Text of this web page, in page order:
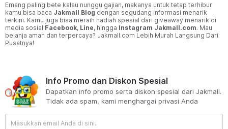
Emang paling bete kalau nunggu gajian, makanya untuk tetap terhibur
kamu bisa baca Jakmall Blog dengan segudang informasi menarik
terkini. Kamu juga bisa meraih hadiah spesial dari giveaway menarik di
media sosial Facebook, Line, hingga Instagram Jakmall.com. Mau
belanja aman dan terpercaya? Jakmall.com Lebih Murah Langsung Dari
Pusatnya!
Info Promo dan Diskon Spesial
Dapatkan info promo serta diskon spesial dari Jakmall.
Tidak ada spam, kami menghargai privasi Anda